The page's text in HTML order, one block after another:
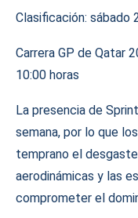
Clasificación: sábado
Carrera GP de Qatar
10:00 horas
La presencia de
semana, por lo que
temprano el
aerodinámicas y las
comprometer el